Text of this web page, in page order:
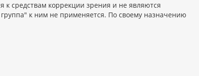
средствам коррекции зрения и не являются
к ним не применяется. По своему назначению